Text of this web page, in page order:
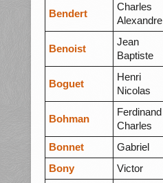
Bendert
Charles
Alexandre
Benoist
Jean
Baptiste
Boguet
Henri
Nicolas
Bohman
Ferdinand
Charles
Bonnet Gabriel
Bony
Victor